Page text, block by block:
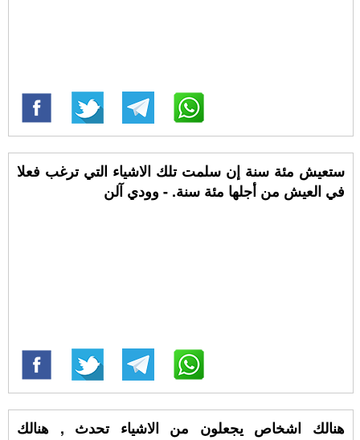
ستعيش مئة سنة إن سلمت تلك الاشياء التي ترغب فعلا
في العيش من أجلها مئة سنة. - وودي آلن
هنالك اشخاص يجعلون من الاشياء تحدث , هنالك